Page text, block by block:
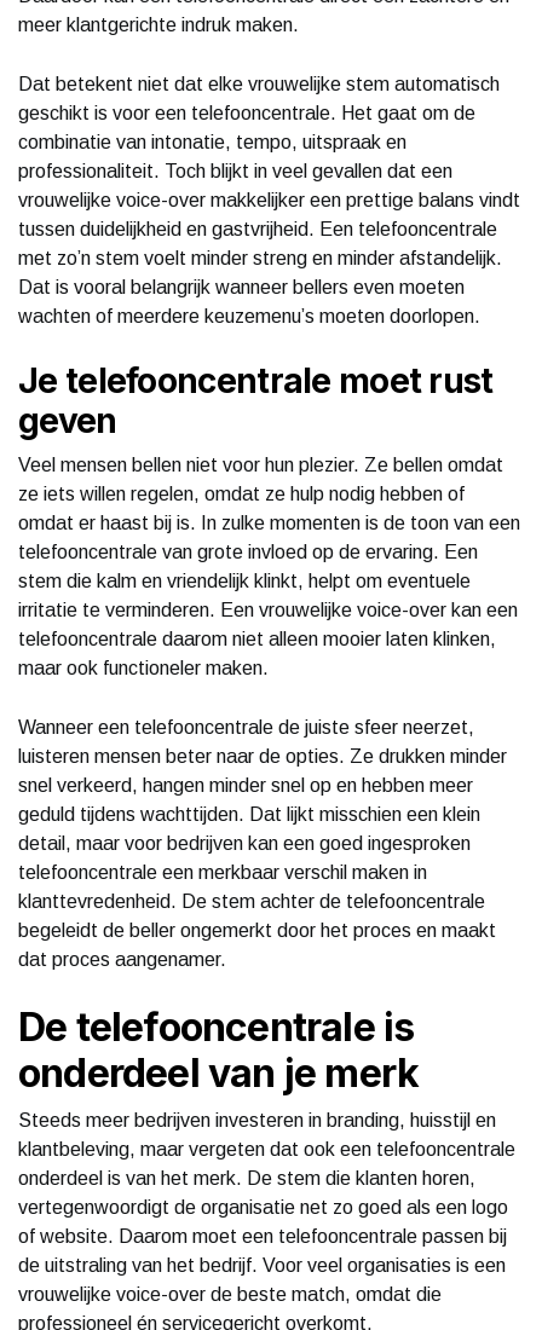
meer klantgerichte indruk maken.
Dat betekent niet dat elke vrouwelijke stem automatisch
geschikt is voor een telefooncentrale. Het gaat om de
combinatie van intonatie, tempo, uitspraak en
professionaliteit. Toch blijkt in veel gevallen dat een
vrouwelijke voice-over makkelijker een prettige balans vindt
tussen duidelijkheid en gastvrijheid. Een telefooncentrale
met zo’n stem voelt minder streng en minder afstandelijk.
Dat is vooral belangrijk wanneer bellers even moeten
wachten of meerdere keuzemenu’s moeten doorlopen.
Je telefooncentrale moet rust
geven
Veel mensen bellen niet voor hun plezier. Ze bellen omdat
ze iets willen regelen, omdat ze hulp nodig hebben of
omdat er haast bij is. In zulke momenten is de toon van een
telefooncentrale van grote invloed op de ervaring. Een
stem die kalm en vriendelijk klinkt, helpt om eventuele
irritatie te verminderen. Een vrouwelijke voice-over kan een
telefooncentrale daarom niet alleen mooier laten klinken,
maar ook functioneler maken.
Wanneer een telefooncentrale de juiste sfeer neerzet,
luisteren mensen beter naar de opties. Ze drukken minder
snel verkeerd, hangen minder snel op en hebben meer
geduld tijdens wachttijden. Dat lijkt misschien een klein
detail, maar voor bedrijven kan een goed ingesproken
telefooncentrale een merkbaar verschil maken in
klanttevredenheid. De stem achter de telefooncentrale
begeleidt de beller ongemerkt door het proces en maakt
dat proces aangenamer.
De telefooncentrale is
onderdeel van je merk
Steeds meer bedrijven investeren in branding, huisstijl en
klantbeleving, maar vergeten dat ook een telefooncentrale
onderdeel is van het merk. De stem die klanten horen,
vertegenwoordigt de organisatie net zo goed als een logo
of website. Daarom moet een telefooncentrale passen bij
de uitstraling van het bedrijf. Voor veel organisaties is een
vrouwelijke voice-over de beste match, omdat die
professioneel én servicegericht overkomt.